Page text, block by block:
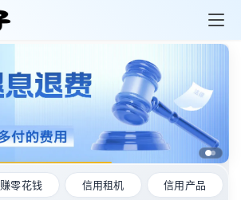
赚零花钱 信用租机 信用产品